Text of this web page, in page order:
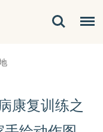
康复训练之